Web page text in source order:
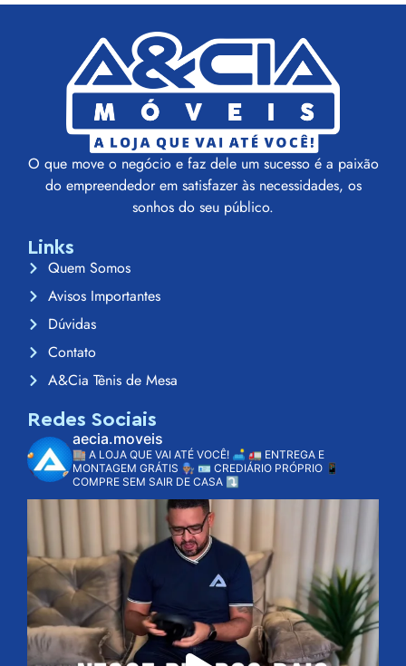
O que move o negócio e faz dele um sucesso é a paixão
do empreendedor em satisfazer às necessidades, os
sonhos do seu público.
Links
Quem Somos
Avisos Importantes
Dúvidas
Contato
A&Cia Tênis de Mesa
Redes Sociais
aecia.moveis
🏬 A LOJA QUE VAI ATÉ VOCÊ! 🛋️ 🚛 ENTREGA E
MONTAGEM GRÁTIS 👨🏽‍🔧 🪪 CREDIÁRIO PRÓPRIO 📱
COMPRE SEM SAIR DE CASA ⤵️